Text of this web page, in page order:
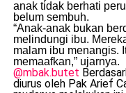
anak tidak berhati
belum sembuh.
“Anak-anak bukan
melindungi ibu.
malam ibu menangis.
memaafkan,” ujarnya.
@mbak.butet
diurus oleh Pak Arief